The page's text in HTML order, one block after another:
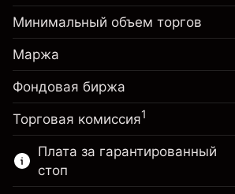
Корректировка за
овернайт
Сборы рассчитываются от
полной стоимости позиции
Размер сделки с левереджем
Перейти на платформу
Маржа. Ваши
инвестиции
Корректировка за
овернайт
Сборы рассчитываются от
полной стоимости позиции
Размер сделки с левереджем
Минимальный объем торгов
Маржа
Фондовая биржа
Торговая комиссия1
Плата за гарантированный
стоп